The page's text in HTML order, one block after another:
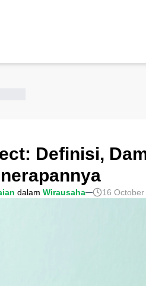
Definisi,
dalam Wirausaha 16 October